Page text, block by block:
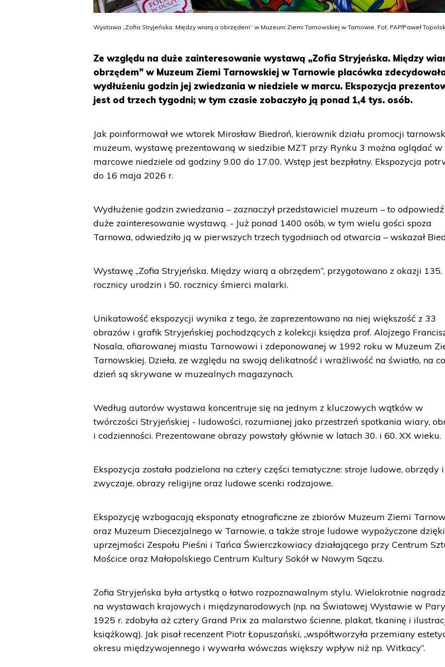
Wystawa „Zofia Stryjeńska. Między wiarą a obrzędem” w Muzeum Ziemi Tarnowskiej w Tarnowie. Fot. PAP/Paweł
Ze względu na duże zainteresowanie wystawą „Zofia Stryjeńska. Między
obrzędem” w Muzeum Ziemi Tarnowskiej w Tarnowie placówka
wydłużeniu godzin jej zwiedzania w niedziele w marcu. Ekspozycja
jest od trzech tygodni; w tym czasie zobaczyło ją ponad 1,4 tys. osób.
Jak poinformował we wtorek Mirosław Biedroń, kierownik działu promocji
muzeum, wystawę prezentowaną w siedzibie MZT przy Rynku 3 można oglądać w
marcowe niedziele od godziny 9.00 do 17.00. Wstęp jest bezpłatny. Ekspozycja
do 16 maja 2026 r.
Wydłużenie godzin zwiedzania – zaznaczył przedstawiciel muzeum – to
duże zainteresowanie wystawą. - Już ponad 1400 osób, w tym wielu gości spoza
Tarnowa, odwiedziło ją w pierwszych trzech tygodniach od otwarcia – wskazał
Wystawę „Zofia Stryjeńska. Między wiarą a obrzędem”, przygotowano z okazji 135.
rocznicy urodzin i 50. rocznicy śmierci malarki.
Unikatowość ekspozycji wynika z tego, że zaprezentowano na niej większość z 33
obrazów i grafik Stryjeńskiej pochodzących z kolekcji księdza prof. Alojzego
Nosala, ofiarowanej miastu Tarnowowi i zdeponowanej w 1992 roku w Muzeum
Tarnowskiej. Dzieła, ze względu na swoją delikatność i wrażliwość na światło, na
dzień są skrywane w muzealnych magazynach.
Według autorów wystawa koncentruje się na jednym z kluczowych wątków w
twórczości Stryjeńskiej - ludowości, rozumianej jako przestrzeń spotkania wiary,
i codzienności. Prezentowane obrazy powstały głównie w latach 30. i 60. XX wieku.
Ekspozycja została podzielona na cztery części tematyczne: stroje ludowe, obrzędy i
zwyczaje, obrazy religijne oraz ludowe scenki rodzajowe.
Ekspozycję wzbogacają eksponaty etnograficzne ze zbiorów Muzeum Ziemi
oraz Muzeum Diecezjalnego w Tarnowie, a także stroje ludowe wypożyczone dzięki
uprzejmości Zespołu Pieśni i Tańca Świerczkowiacy działającego przy Centrum
Mościce oraz Małopolskiego Centrum Kultury Sokół w Nowym Sączu.
Zofia Stryjeńska była artystką o łatwo rozpoznawalnym stylu. Wielokrotnie
na wystawach krajowych i międzynarodowych (np. na Światowej Wystawie w
1925 r. zdobyła aż cztery Grand Prix za malarstwo ścienne, plakat, tkaninę i
książkową). Jak pisał recenzent Piotr Łopuszański, „współtworzyła przemiany
okresu międzywojennego i wywarła wówczas większy wpływ niż np. Witkacy”.